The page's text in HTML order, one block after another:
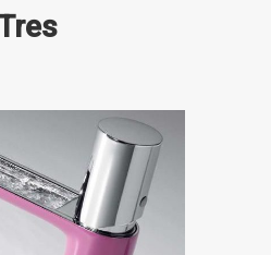
Loft Colors